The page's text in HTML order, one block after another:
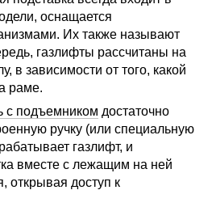
оснащается
Их также называют
газлифты рассчитаны на
в зависимости от того, какой
раме.
с подъемником достаточно
ручку (или специальную
газлифт, и
вместе с лежащим на ней
открывая доступ к